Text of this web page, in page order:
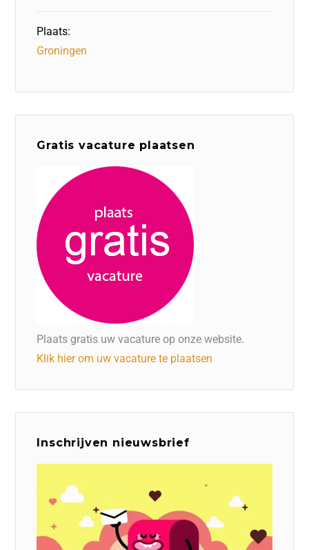
Plaats:
Groningen
Gratis vacature plaatsen
Plaats gratis uw vacature op onze website.
Klik hier om uw vacature te plaatsen
Inschrijven nieuwsbrief